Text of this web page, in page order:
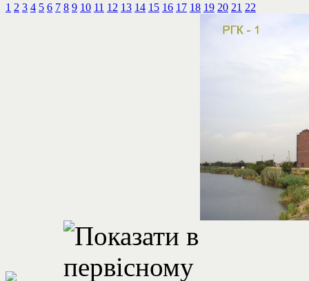
1 2 3 4 5 6 7 8 9 10 11 12 13 14 15 16 17 18 19 20 21 22